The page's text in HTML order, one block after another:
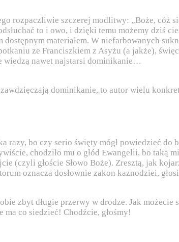
rozpaczliwie szczerej modlitwy: „Boże,
to i owo, i dzięki temu możemy
dostępnym materiałem. W niefarbowanych
ze Franciszkiem z Asyżu (a jakże),
wiedzą nawet najstarsi dominikanie…
dominikanie, to autor wielu
bo czy serio święty mógł powiedzieć do
chodziło mu o głód Ewangelii, bo
(czyli głoście Słowo Boże). Zresztą, jak
oznacza dosłownie zakon kaznodziei,
zbyt długie przerwy w drodze. Jak możecie
ma co siedzieć! Chodźcie, głośmy!